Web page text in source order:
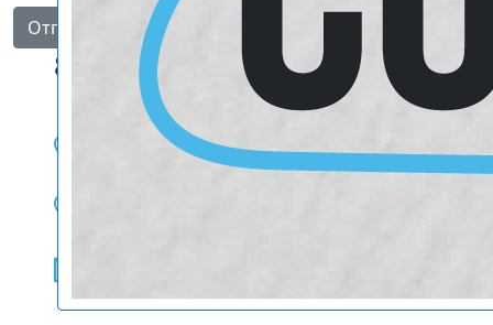
Отправить
8 филиалов в Самаре
+7 (846) 300-49-39